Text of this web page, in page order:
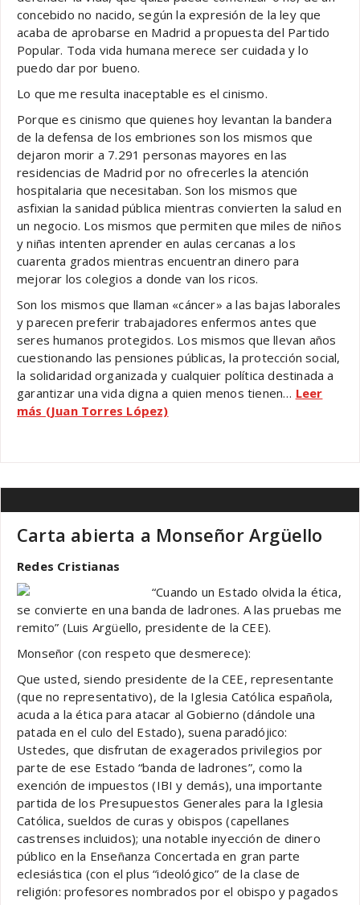
concebido no nacido, según la expresión de la ley que
acaba de aprobarse en Madrid a propuesta del Partido
Popular. Toda vida humana merece ser cuidada y lo
puedo dar por bueno.
Lo que me resulta inaceptable es el cinismo.
Porque es cinismo que quienes hoy levantan la bandera
de la defensa de los embriones son los mismos que
dejaron morir a 7.291 personas mayores en las
residencias de Madrid por no ofrecerles la atención
hospitalaria que necesitaban. Son los mismos que
asfixian la sanidad pública mientras convierten la salud en
un negocio. Los mismos que permiten que miles de niños
y niñas intenten aprender en aulas cercanas a los
cuarenta grados mientras encuentran dinero para
mejorar los colegios a donde van los ricos.
Son los mismos que llaman «cáncer» a las bajas laborales
y parecen preferir trabajadores enfermos antes que
seres humanos protegidos. Los mismos que llevan años
cuestionando las pensiones públicas, la protección social,
la solidaridad organizada y cualquier política destinada a
garantizar una vida digna a quien menos tienen… Leer
más (Juan Torres López)
Carta abierta a Monseñor Argüello
Redes Cristianas
“Cuando un Estado olvida la ética,
se convierte en una banda de ladrones. A las pruebas me
remito” (Luis Argüello, presidente de la CEE).
Monseñor (con respeto que desmerece):
Que usted, siendo presidente de la CEE, representante
(que no representativo), de la Iglesia Católica española,
acuda a la ética para atacar al Gobierno (dándole una
patada en el culo del Estado), suena paradójico:
Ustedes, que disfrutan de exagerados privilegios por
parte de ese Estado “banda de ladrones”, como la
exención de impuestos (IBI y demás), una importante
partida de los Presupuestos Generales para la Iglesia
Católica, sueldos de curas y obispos (capellanes
castrenses incluidos); una notable inyección de dinero
público en la Enseñanza Concertada en gran parte
eclesiástica (con el plus “ideológico” de la clase de
religión: profesores nombrados por el obispo y pagados